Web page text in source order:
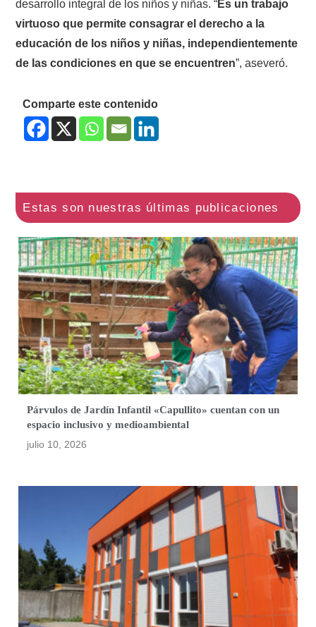
desarrollo integral de los niños y niñas. “Es un trabajo
virtuoso que permite consagrar el derecho a la
educación de los niños y niñas, independientemente
de las condiciones en que se encuentren”, aseveró.
Comparte este contenido
Párvulos de Jardín Infantil «Capullito» cuentan con un
espacio inclusivo y medioambiental
julio 10, 2026